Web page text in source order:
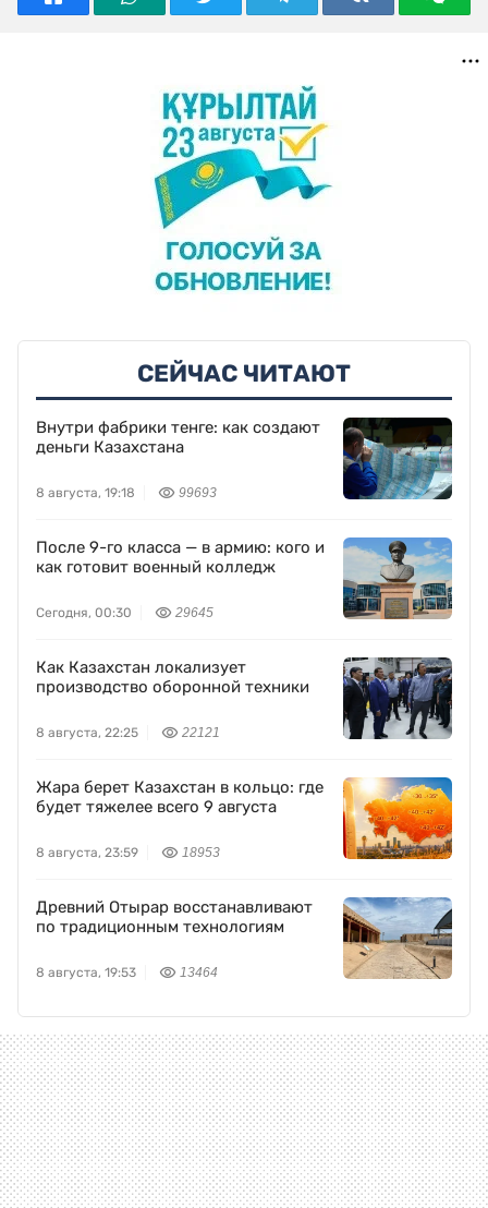
СЕЙЧАС ЧИТАЮТ
Внутри фабрики тенге: как создают
деньги Казахстана
8 августа, 19:18 99693
После 9-го класса — в армию: кого и
как готовит военный колледж
Сегодня, 00:30 29645
Как Казахстан локализует
производство оборонной техники
8 августа, 22:25 22121
Жара берет Казахстан в кольцо: где
будет тяжелее всего 9 августа
8 августа, 23:59 18953
Древний Отырар восстанавливают
по традиционным технологиям
8 августа, 19:53 13464